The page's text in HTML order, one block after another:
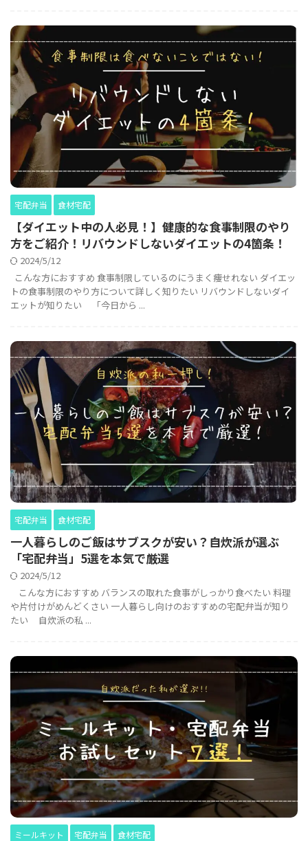
宅配弁当 食材宅配
【ダイエット中の人必見！】健康的な食事制限のやり
方をご紹介！リバウンドしないダイエットの4箇条！
2024/5/12
こんな方におすすめ 食事制限しているのにうまく痩せれない ダイエッ
トの食事制限のやり方について詳しく知りたい リバウンドしないダイ
エットが知りたい 「今日から ...
宅配弁当 食材宅配
一人暮らしのご飯はサブスクが安い？自炊派が選ぶ
「宅配弁当」5選を本気で厳選
2024/5/12
こんな方におすすめ バランスの取れた食事がしっかり食べたい 料理
や片付けがめんどくさい 一人暮らし向けのおすすめの宅配弁当が知り
たい 自炊派の私 ...
ミールキット 宅配弁当 食材宅配